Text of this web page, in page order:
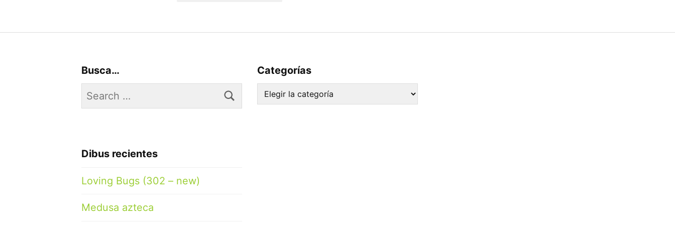
Busca…
Search
for:
Dibus recientes
Loving Bugs (302 – new)
Medusa azteca
Categorías
Categorías